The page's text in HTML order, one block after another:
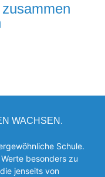
WACHSEN.
Schule.
besonders zu
jen­seits von